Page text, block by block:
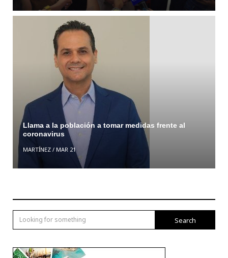
Llama a la población a tomar medidas frente al
coronavirus
MARTÍNEZ/ MAR 21
Search